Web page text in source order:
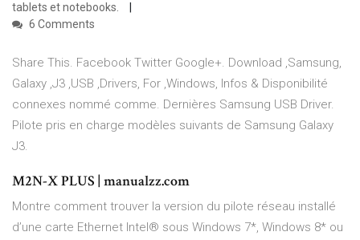
tablets et notebooks.
6 Comments
Share This. Facebook Twitter Google+. Download ,Samsung,
Galaxy ,J3 ,USB ,Drivers, For ,Windows, Infos & Disponibilité
connexes nommé comme. Dernières Samsung USB Driver.
Pilote pris en charge modèles suivants de Samsung Galaxy
J3.
M2N-X PLUS | manualzz.com
Montre comment trouver la version du pilote réseau installé
d’une carte Ethernet Intel® sous Windows 7*, Windows 8* ou